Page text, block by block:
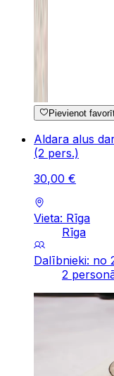
Pievienot
Aldara alus
(2 pers.)
30,00 €
Vieta: Rīga
Rīga
Dalībnieki: no
2